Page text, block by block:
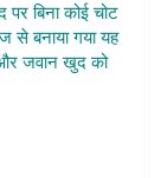
बिना कोई चोट
बनाया गया यह
और जवान खुद को